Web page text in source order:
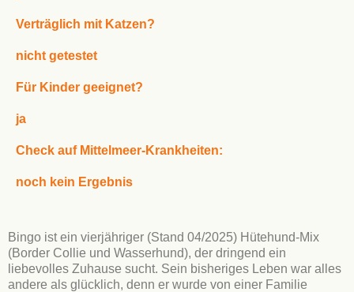
Verträglich mit Katzen?
nicht getestet
Für Kinder geeignet?
ja
Check auf Mittelmeer-Krankheiten:
noch kein Ergebnis
Bingo ist ein vierjähriger (Stand 04/2025) Hütehund-Mix
(Border Collie und Wasserhund), der dringend ein
liebevolles Zuhause sucht. Sein bisheriges Leben war alles
andere als glücklich, denn er wurde von einer Familie